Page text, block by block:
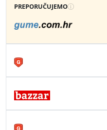
PREPORUČUJEMO